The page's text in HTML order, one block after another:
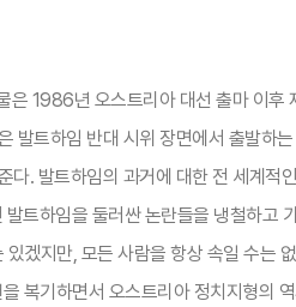
1986년 오스트리아 대선 출마 이후
트하임 반대 시위 장면에서 출발하
. 발트하임의 과거에 대한 전 세계적
트하임을 둘러싼 논란들을 냉철하고
겠지만, 모든 사람을 항상 속일 수는
복기하면서 오스트리아 정치지형의